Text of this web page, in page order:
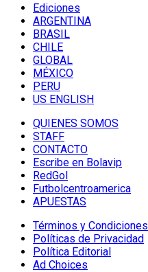
Ediciones
ARGENTINA
BRASIL
CHILE
GLOBAL
MÉXICO
PERU
US ENGLISH
QUIENES SOMOS
STAFF
CONTACTO
Escribe en Bolavip
RedGol
Futbolcentroamerica
APUESTAS
Términos y Condiciones
Políticas de Privacidad
Política Editorial
Ad Choices